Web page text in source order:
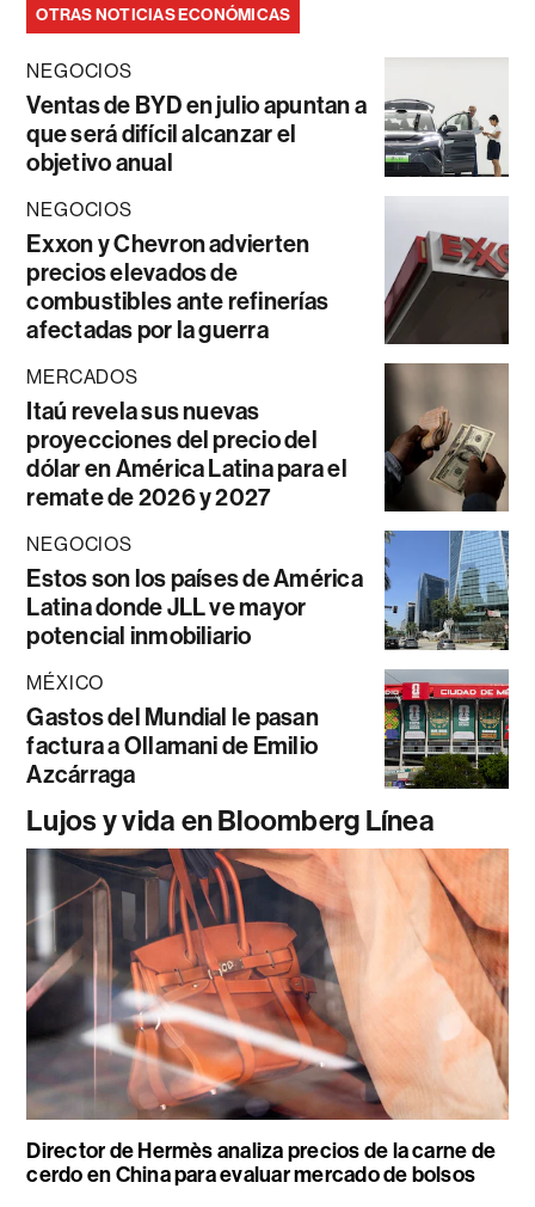
OTRAS NOTICIAS ECONÓMICAS
NEGOCIOS
Ventas de BYD en julio apuntan a
que será difícil alcanzar el
objetivo anual
NEGOCIOS
Exxon y Chevron advierten
precios elevados de
combustibles ante refinerías
afectadas por la guerra
MERCADOS
Itaú revela sus nuevas
proyecciones del precio del
dólar en América Latina para el
remate de 2026 y 2027
NEGOCIOS
Estos son los países de América
Latina donde JLL ve mayor
potencial inmobiliario
MÉXICO
Gastos del Mundial le pasan
factura a Ollamani de Emilio
Azcárraga
Lujos y vida en Bloomberg Línea
Director de Hermès analiza precios de la carne de
cerdo en China para evaluar mercado de bolsos